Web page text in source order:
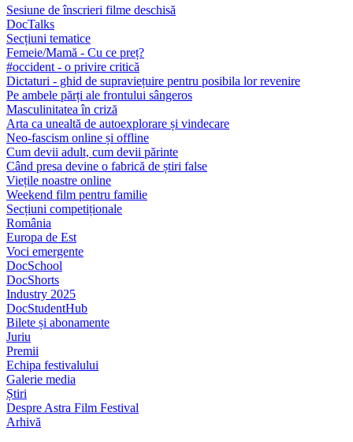
Sesiune de înscrieri filme deschisă
DocTalks
Secțiuni tematice
Femeie/Mamă - Cu ce preț?
#occident - o privire critică
Dictaturi - ghid de supraviețuire pentru posibila lor revenire
Pe ambele părți ale frontului sângeros
Masculinitatea în criză
Arta ca unealtă de autoexplorare și vindecare
Neo-fascism online și offline
Cum devii adult, cum devii părinte
Când presa devine o fabrică de știri false
Viețile noastre online
Weekend film pentru familie
Secțiuni competiționale
România
Europa de Est
Voci emergente
DocSchool
DocShorts
Industry 2025
DocStudentHub
Bilete și abonamente
Juriu
Premii
Echipa festivalului
Galerie media
Știri
Despre Astra Film Festival
Arhivă